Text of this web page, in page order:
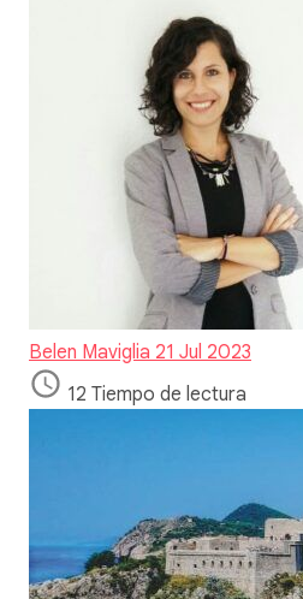
Belen Maviglia 21 Jul 2023
12 Tiempo de lectura